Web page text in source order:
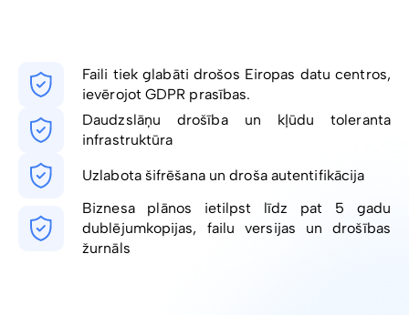
Faili tiek glabāti drošos Eiropas datu centros,
ievērojot GDPR prasības.
Daudzslāņu drošība un kļūdu toleranta
infrastruktūra
Uzlabota šifrēšana un droša autentifikācija
Biznesa plānos ietilpst līdz pat 5 gadu
dublējumkopijas, failu versijas un drošības
žurnāls